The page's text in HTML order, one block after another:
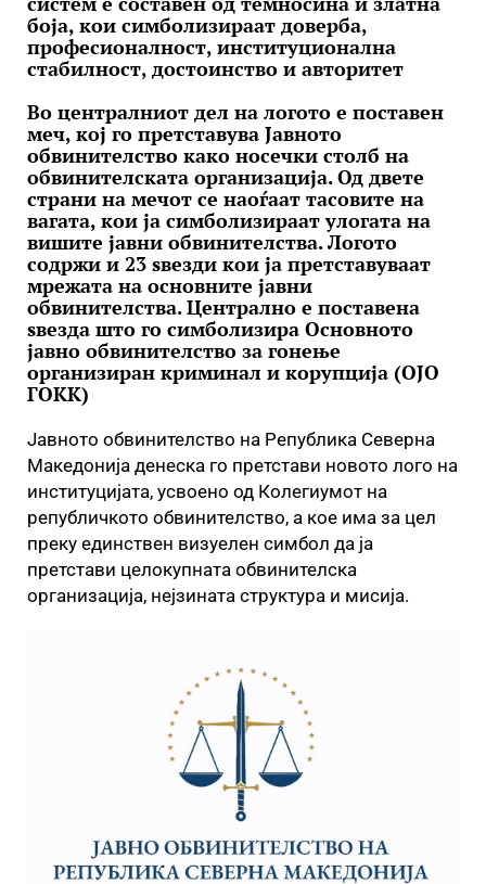
боја, кои симболизираат доверба,
професионалност, институционална
стабилност, достоинство и авторитет
Во централниот дел на логото е поставен
меч, кој го претставува Јавното
обвинителство како носечки столб на
обвинителската организација. Од двете
страни на мечот се наоѓаат тасовите на
вагата, кои ја симболизираат улогата на
вишите јавни обвинителства. Логото
содржи и 23 ѕвезди кои ја претставуваат
мрежата на основните јавни
обвинителства. Централно е поставена
ѕвезда што го симболизира Основното
јавно обвинителство за гонење
организиран криминал и корупција (ОЈО
ГОКК)
Јавното обвинителство на Република Северна
Македонија денеска го претстави новото лого на
институцијата, усвоено од Колегиумот на
републичкото обвинителство, а кое има за цел
преку единствен визуелен симбол да ја
претстави целокупната обвинителска
организација, нејзината структура и мисија.